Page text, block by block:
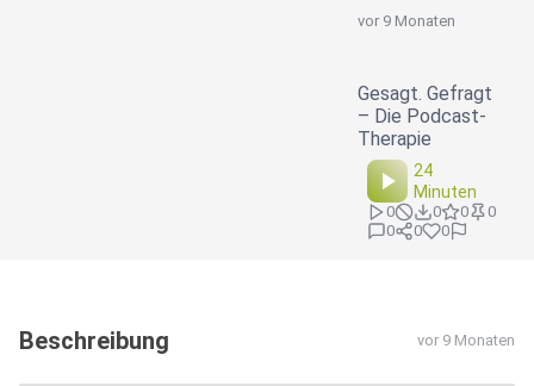
vor 9 Monaten
Gesagt. Gefragt
– Die Podcast-
Therapie
24
Minuten
0 0 0
0
0
0 0
Beschreibung vor 9 Monaten